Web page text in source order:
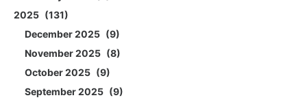
2025
131
December 2025
9
November 2025
8
October 2025
9
September 2025
9